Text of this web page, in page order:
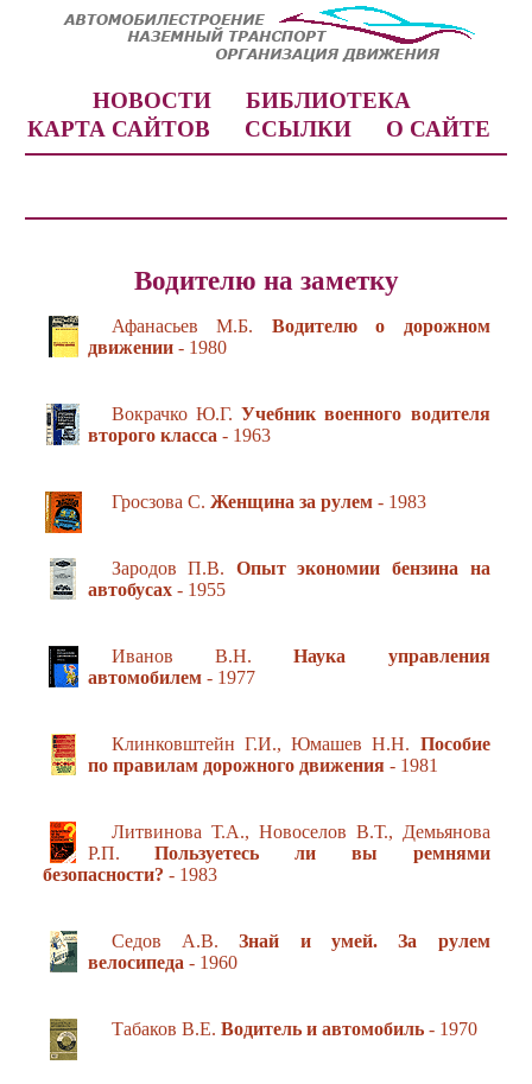
НОВОСТИ
БИБЛИОТЕКА
КАРТА САЙТОВ
ССЫЛКИ О САЙТЕ
Водителю на заметку
Афанасьев М.Б. Водителю о дорожном
движении- 1980
Вокрачко Ю.Г. Учебник военного водителя
второго класса - 1963
Гросзова С. Женщина за рулем- 1983
Зародов П.В. Опыт экономии бензина на
автобусах- 1955
Иванов В.Н.Наука управления
автомобилем- 1977
Клинковштейн Г.И., Юмашев Н.Н. Пособие
по правилам дорожного движения- 1981
Литвинова Т.А., Новоселов В.Т., Демьянова
Р.П.Пользуетесь ли вы ремнями
безопасности? - 1983
Седов А.В.Знай и умей. За рулем
велосипеда - 1960
Табаков В.Е. Водитель и автомобиль- 1970